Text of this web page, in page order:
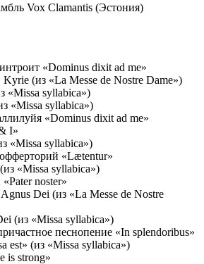
Vox Clamantis (Эстония)
«Dominus dixit ad me»
(из «La Messe de Nostre Dame»)
«Missa syllabica»)
«Missa syllabica»)
«Dominus dixit ad me»
I»
«Missa syllabica»)
«Lætentur»
«Missa syllabica»)
noster»
Dei (из «La Messe de Nostre
(из «Missa syllabica»)
песнопение «In splendoribus»
est» (из «Missa syllabica»)
is strong»